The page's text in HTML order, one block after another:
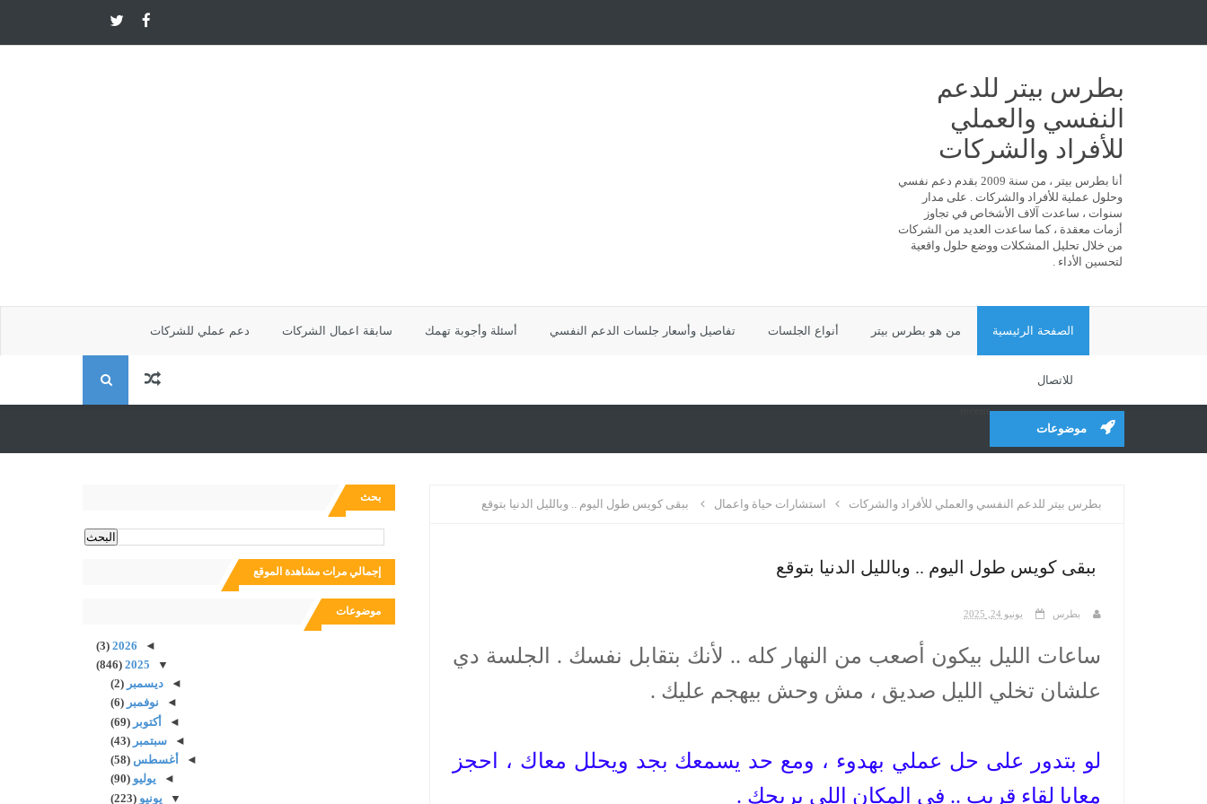
بطرس بيتر للدعم
النفسي والعملي
للأفراد والشركات
أنا بطرس بيتر ، من سنة 2009 بقدم دعم نفسي
وحلول عملية للأفراد والشركات . على مدار
سنوات ، ساعدت آلاف الأشخاص في تجاوز
أزمات معقدة ، كما ساعدت العديد من الشركات
من خلال تحليل المشكلات ووضع حلول واقعية
لتحسين الأداء .
الصفحة الرئيسية من هو بطرس بيتر أنواع الجلسات تفاصيل وأسعار جلسات الدعم النفسي أسئلة وأجوبة تهمك سابقة اعمال الشركات دعم عملي للشركات
للاتصال ا
ح
موضوعات
بطرس بيتر للدعم النفسي والعملي للأفراد والشركات استشارات حياة واعمال ببقى كويس طول اليوم .. وبالليل الدنيا بتوقع
ببقى كويس طول اليوم .. وبالليل الدنيا بتوقع
بطرس يونيو 24, 2025
ساعات الليل بيكون أصعب من النهار كله .. لأنك بتقابل نفسك . الجلسة دي
علشان تخلي الليل صديق ، مش وحش بيهجم عليك .
لو بتدور على حل عملي بهدوء ، ومع حد يسمعك بجد ويحلل معاك ، احجز
معايا لقاء قريب .. في المكان اللي يريحك .
بحث
إجمالي مرات مشاهدة الموقع
موضوعات
◄
2026
(3)
▼
2025
(846)
◄ديسمبر(2)
◄ نوفمبر(6)
◄أكتوبر(69)
◄سبتمبر(43)
◄
أغسطس(58)
◄ يوليو(90)
▼ يونيو(223)